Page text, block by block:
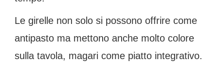
Le girelle non solo si possono offrire come
antipasto ma mettono anche molto colore
sulla tavola, magari come piatto integrativo.